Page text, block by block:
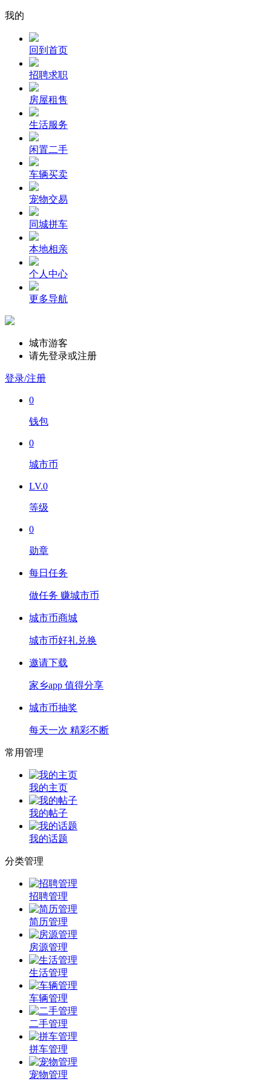
我的
回到首页
招聘求职
房屋租售
生活服务
闲置二手
车辆买卖
宠物交易
同城拼车
本地相亲
个人中心
更多导航
城市游客
请先登录或注册
登录/注册
0
钱包
0
城市币
LV.0
等级
0
勋章
每日任务
做任务 赚城市币
城市币商城
城市币好礼兑换
邀请下载
家乡app 值得分享
城市币抽奖
每天一次 精彩不断
常用管理
我的主页
我的帖子
我的话题
分类管理
招聘管理
简历管理
房源管理
生活管理
车辆管理
二手管理
拼车管理
宠物管理